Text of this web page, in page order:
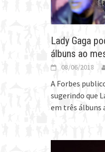
Lady Gaga
álbuns ao
08/06/2018
A Forbes
sugerindo que
em três álbuns